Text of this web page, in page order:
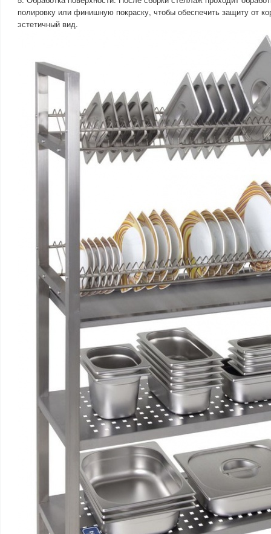
полировку или финишную покраску, чтобы обеспечить защиту от
эстетичный вид.